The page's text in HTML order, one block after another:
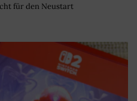
für den Neustart